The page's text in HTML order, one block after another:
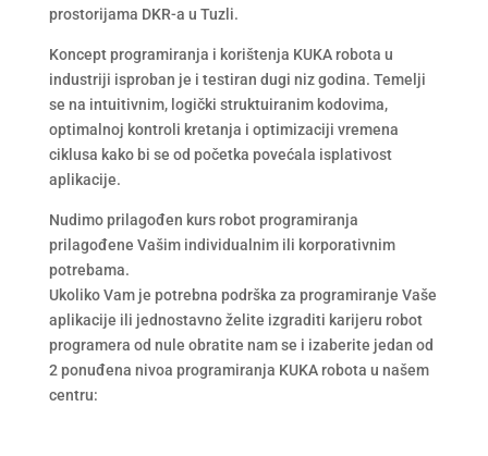
prostorijama DKR-a u Tuzli.
Koncept programiranja i korištenja KUKA robota u
industriji isproban je i testiran dugi niz godina. Temelji
se na intuitivnim, logički struktuiranim kodovima,
optimalnoj kontroli kretanja i optimizaciji vremena
ciklusa kako bi se od početka povećala isplativost
aplikacije.
Nudimo prilagođen kurs robot programiranja
prilagođene Vašim individualnim ili korporativnim
potrebama.
Ukoliko Vam je potrebna podrška za programiranje Vaše
aplikacije ili jednostavno želite izgraditi karijeru robot
programera od nule obratite nam se i izaberite jedan od
2 ponuđena nivoa programiranja KUKA robota u našem
centru: